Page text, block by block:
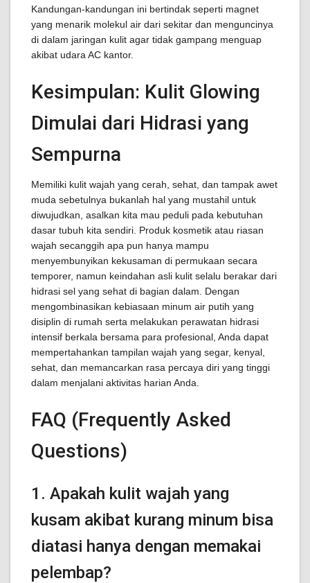
Kandungan-kandungan ini bertindak seperti magnet
yang menarik molekul air dari sekitar dan menguncinya
di dalam jaringan kulit agar tidak gampang menguap
akibat udara AC kantor.
Kesimpulan: Kulit Glowing
Dimulai dari Hidrasi yang
Sempurna
Memiliki kulit wajah yang cerah, sehat, dan tampak awet
muda sebetulnya bukanlah hal yang mustahil untuk
diwujudkan, asalkan kita mau peduli pada kebutuhan
dasar tubuh kita sendiri. Produk kosmetik atau riasan
wajah secanggih apa pun hanya mampu
menyembunyikan kekusaman di permukaan secara
temporer, namun keindahan asli kulit selalu berakar dari
hidrasi sel yang sehat di bagian dalam. Dengan
mengombinasikan kebiasaan minum air putih yang
disiplin di rumah serta melakukan perawatan hidrasi
intensif berkala bersama para profesional, Anda dapat
mempertahankan tampilan wajah yang segar, kenyal,
sehat, dan memancarkan rasa percaya diri yang tinggi
dalam menjalani aktivitas harian Anda.
FAQ (Frequently Asked
Questions)
1. Apakah kulit wajah yang
kusam akibat kurang minum bisa
diatasi hanya dengan memakai
pelembap?